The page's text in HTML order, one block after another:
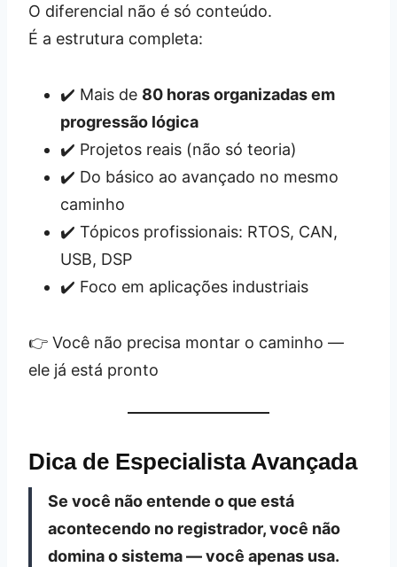
O diferencial não é só conteúdo.
É a estrutura completa:
✔️ Mais de 80 horas organizadas em
progressão lógica
✔️ Projetos reais (não só teoria)
✔️ Do básico ao avançado no mesmo
caminho
✔️ Tópicos profissionais: RTOS, CAN,
USB, DSP
✔️ Foco em aplicações industriais
👉 Você não precisa montar o caminho —
ele já está pronto
Dica de Especialista Avançada
Se você não entende o que está
acontecendo no registrador, você não
domina o sistema — você apenas usa.